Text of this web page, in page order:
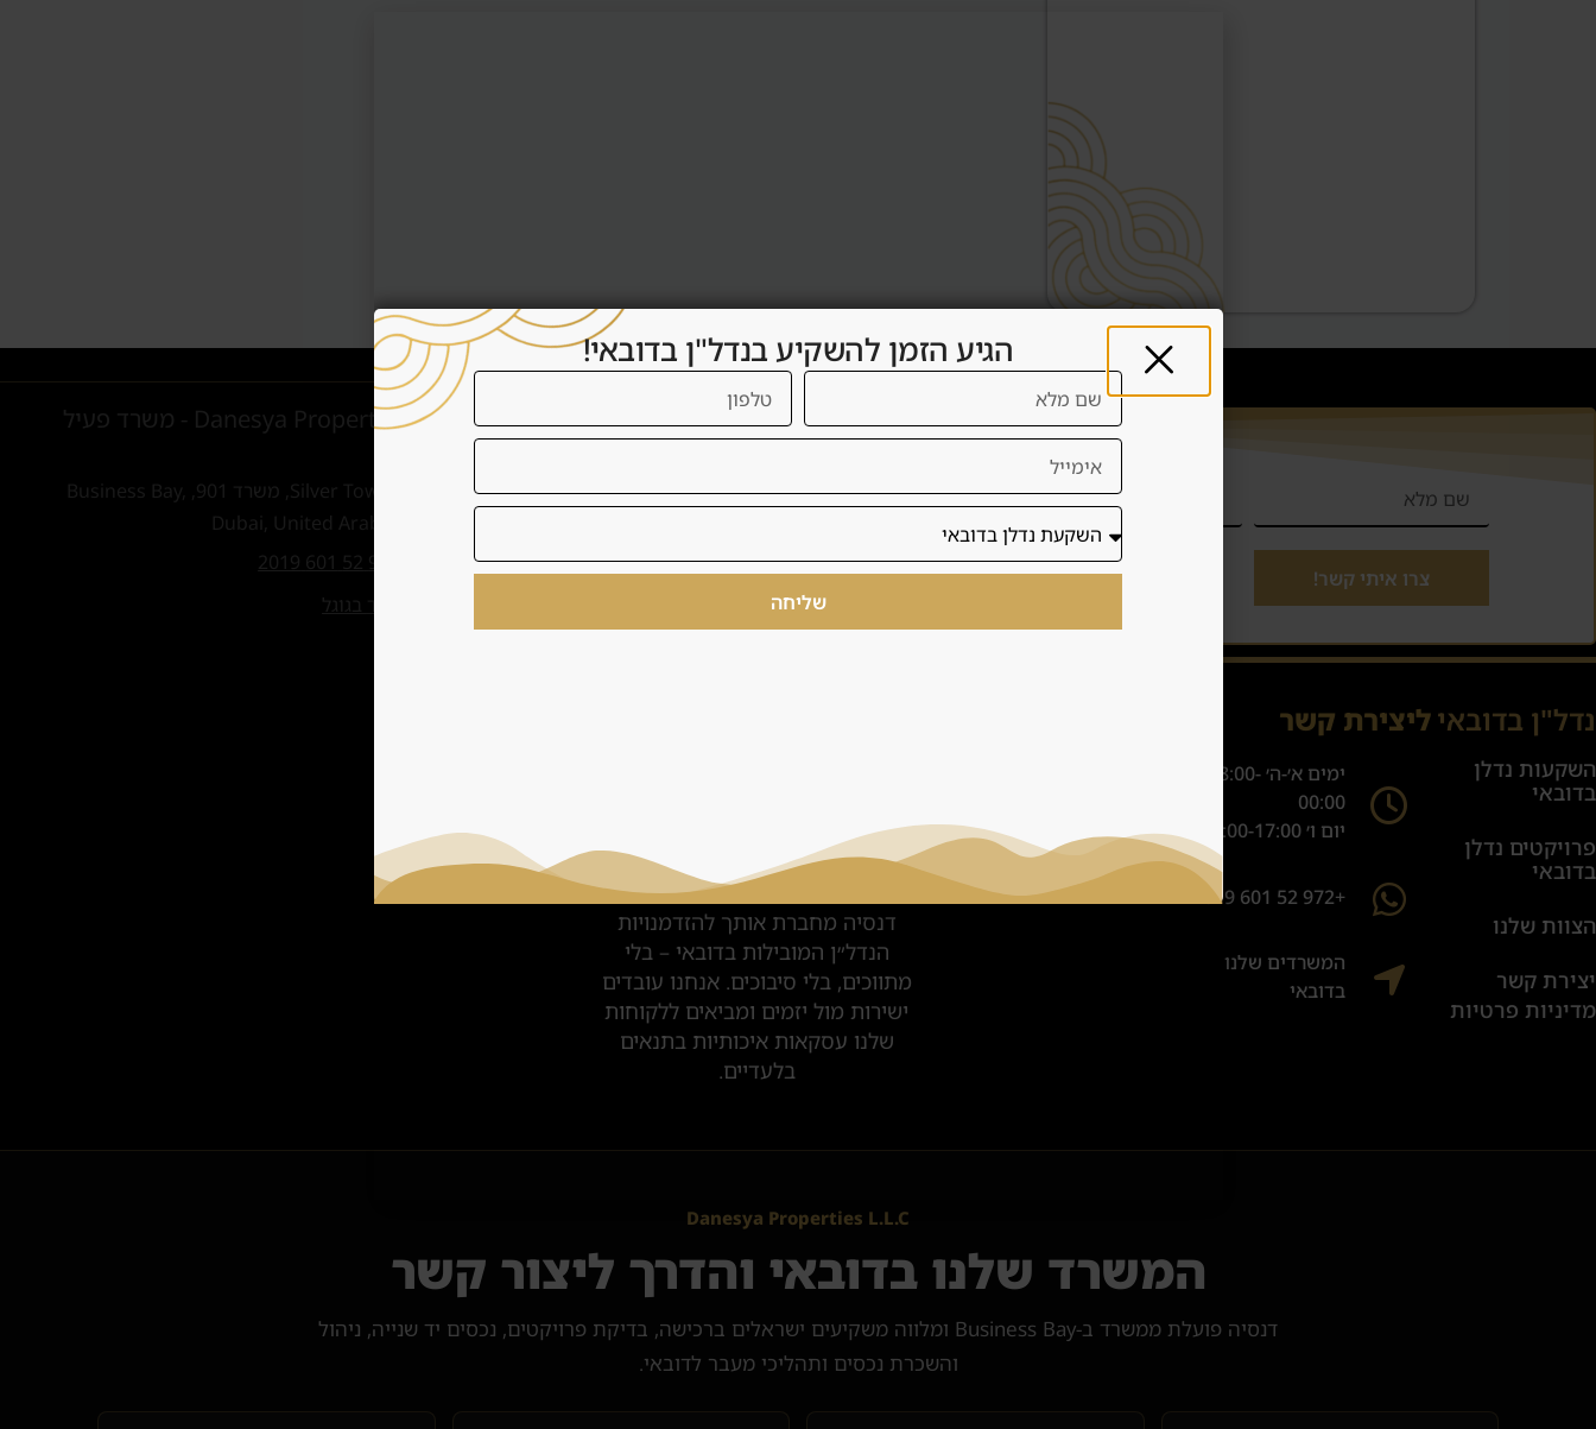
יצירת קשר עם דנסיה
צרו איתי קשר!
נדל"ן בדובאי
השקעות נדלן
בדובאי
פרויקטים נדלן
בדובאי
הצוות שלנו
יצירת קשר
מדיניות פרטיות
ליצירת קשר
ימים א׳-ה׳ 08:00-
00:00
יום ו׳ 08:00-17:00
+972 52 601 2019
המשרדים שלנו
בדובאי
דנסיה - השקעות נדל"ן
בדובאי
דנסיה מחברת אותך להזדמנויות
הנדל״ן המובילות בדובאי – בלי
מתווכים, בלי סיבוכים. אנחנו עובדים
ישירות מול יזמים ומביאים ללקוחות
שלנו עסקאות איכותיות בתנאים
בלעדיים.
Danesya Properties L.L.C - משרד פעיל
קומה 9, Silver Tower, משרד 901, Business Bay,
Dubai, United Arab Emirates
ניווט למשרד בגוגל
Danesya Properties L.L.C
המשרד שלנו בדובאי והדרך ליצור קשר
דנסיה פועלת ממשרד ב-Business Bay ומלווה משקיעים ישראלים ברכישה, בדיקת פרויקטים, נכסים יד שנייה, ניהול
והשכרת נכסים ותהליכי מעבר לדובאי.
הגיע הזמן להשקיע בנדל"ן בדובאי!
שליחה